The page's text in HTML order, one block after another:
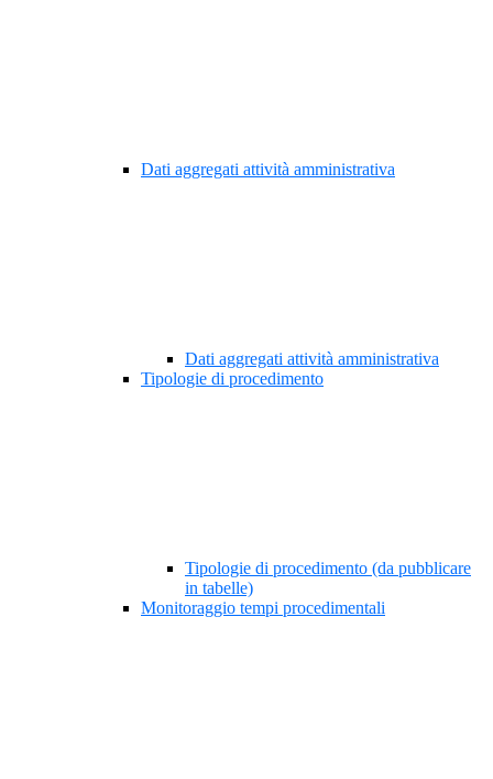
Dati aggregati attività amministrativa
Dati aggregati attività amministrativa
Tipologie di procedimento
Tipologie di procedimento (da pubblicare
in tabelle)
Monitoraggio tempi procedimentali